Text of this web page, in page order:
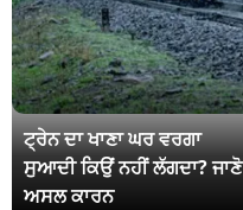
ਟ੍ਰੇਨ ਦਾ ਖਾਣਾ ਘਰ ਵਰਗਾ
ਸੁਆਦੀ ਕਿਉਂ ਨਹੀਂ ਲੱਗਦਾ? ਜਾਣੋ
ਅਸਲ ਕਾਰਨ